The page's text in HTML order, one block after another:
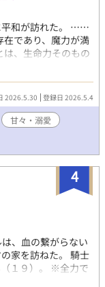
平和が訪れた。 ……
であり、魔力が満
、生命力そのもの
事が出来、その中
スだ。 シュレン公
憶がある。自分は
であった。 ヨハネ
なく己の野望を叶
も侍らせ、自分の
「気持ちよくなれ
は趣味と実益を兼
クール系魔王×ブラ
途虎獣人騎
※が付きます。 小ス
弱めあほえろなの
はあります。
2026.5.30 登録日 2026.5.4
甘々・溺愛
4
、血の繋がらない
家を訪ねた。 騎士
１９）。 ※全力で
がらない兄弟の近